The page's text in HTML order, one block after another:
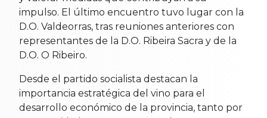
impulso. El último encuentro tuvo lugar con la
D.O. Valdeorras, tras reuniones anteriores con
representantes de la D.O. Ribeira Sacra y de la
D.O. O Ribeiro.
Desde el partido socialista destacan la
importancia estratégica del vino para el
desarrollo económico de la provincia, tanto por